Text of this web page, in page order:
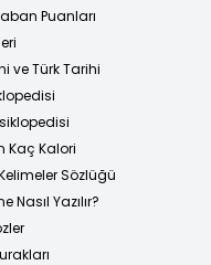
Puanları
ve Türk Tarihi
Kaç Kalori
Sözlüğü
Nasıl Yazılır?